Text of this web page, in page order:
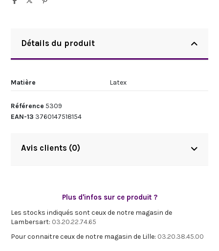
Détails du produit
Matière Latex
Référence 5309
EAN-13 3760147518154
Avis clients (0)
Plus d'infos sur ce produit ?
Les stocks indiqués sont ceux de notre magasin de
Lambersart: 03.20.22.74.65
Pour connaitre ceux de notre magasin de Lille: 03.20.38.45.00